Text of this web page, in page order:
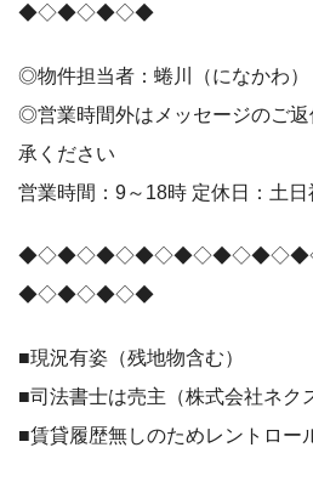
◆◇◆◇◆◇◆
◎物件担当者：蜷川（になかわ）
◎営業時間外はメッセージのご返
承ください
営業時間：9～18時 定休日：土
◆◇◆◇◆◇◆
■現況有姿（残地物含む）
■司法書士は売主（株式会社ネク
■賃貸履歴無しのためレントロー